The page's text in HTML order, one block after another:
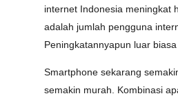
internet Indonesia meningkat
adalah jumlah pengguna
Peningkatannyapun luar biasa
Smartphone sekarang
semakin murah. Kombinasi